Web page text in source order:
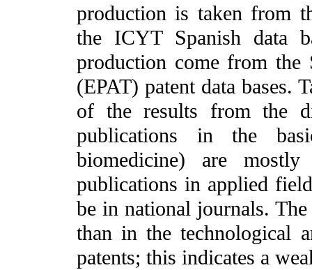
production is taken from
the ICYT Spanish data
production come from the
(EPAT) patent data bases.
of the results from the
publications in the
biomedicine) are
publications in applied
be in national journals.
than in the technological
patents; this indicates a